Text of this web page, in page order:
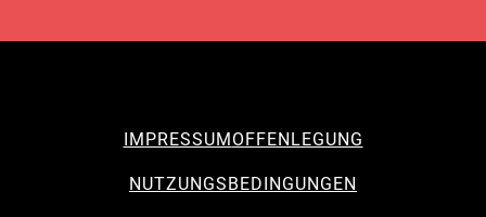
IMPRESSUM OFFENLEGUNG
NUTZUNGSBEDINGUNGEN